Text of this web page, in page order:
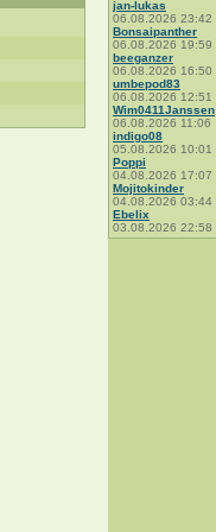
jan-lukas
06.08.2026 23:42
Bonsaipanther
06.08.2026 19:59
beeganzer
06.08.2026 16:50
umbepod83
06.08.2026 12:51
Wim0411Janssen
06.08.2026 11:06
indigo08
05.08.2026 10:01
Poppi
04.08.2026 17:07
Mojitokinder
04.08.2026 03:44
Ebelix
03.08.2026 22:58